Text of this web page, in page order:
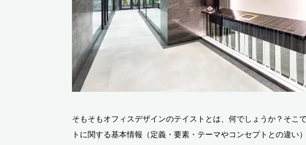
そもそもオフィスデザインのテイストとは、何でしょうか？そこ
トに関する基本情報（定義・要素・テーマやコンセプトとの違い